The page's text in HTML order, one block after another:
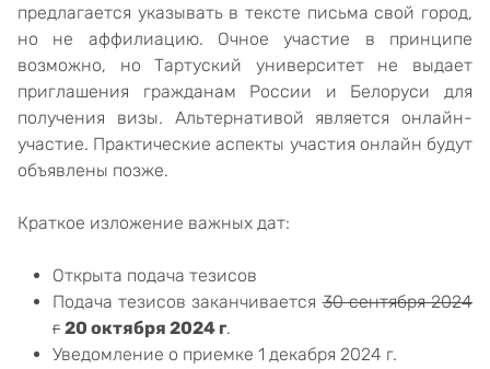
предлагается указывать в тексте письма свой город,
но не аффилиацию. Очное участие в принципе
возможно, но Тартуский университет не выдает
приглашения гражданам России и Белоруси для
получения визы. Альтернативой является онлайн-
участие. Практические аспекты участия онлайн будут
объявлены позже.
Краткое изложение важных дат:
Открыта подача тезисов
Подача тезисов заканчивается30 сентября 2024
г 20 октября 2024 г.
Уведомление о приемке 1 декабря 2024 г.